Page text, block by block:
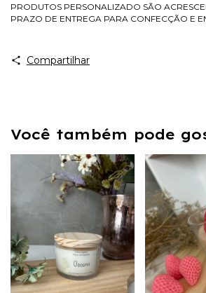
PRODUTOS PERSONALIZADO SÃO
PRAZO DE ENTREGA PARA CONFECÇÃO E
Compartilhar
Você também pode